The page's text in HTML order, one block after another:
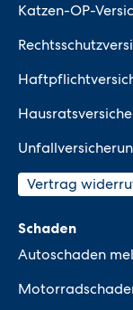
Katzen-OP-
Vertrag
Schaden
Autoschaden